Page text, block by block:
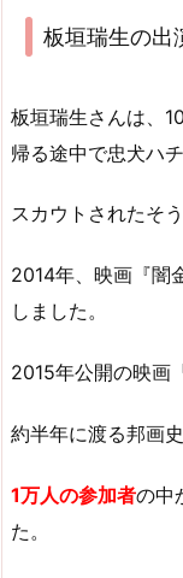
板垣瑞生の出
板垣瑞生さんは、
帰る途中で忠犬ハ
スカウトされたそう
2014年、映画『闇
しました。
2015年公開の映画
約半年に渡る邦画
1万人の参加者の中
た。